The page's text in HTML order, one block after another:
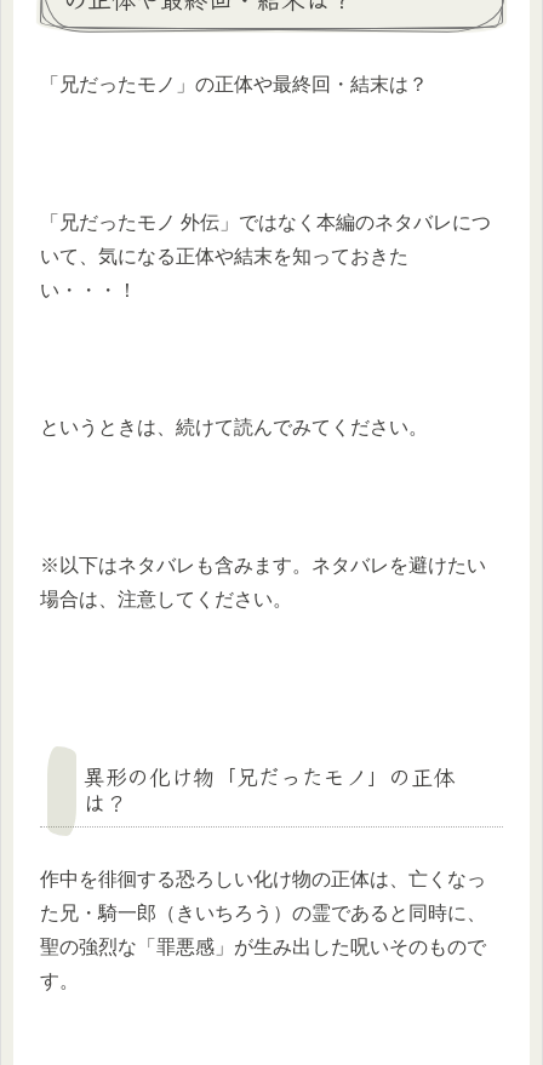
「兄だったモノ」の正体や最終回・結末は？
「兄だったモノ 外伝」ではなく本編のネタバレにつ
いて、気になる正体や結末を知っておきた
い・・・！
というときは、続けて読んでみてください。
※以下はネタバレも含みます。ネタバレを避けたい
場合は、注意してください。
異形の化け物「兄だったモノ」の正体
は？
作中を徘徊する恐ろしい化け物の正体は、亡くなっ
た兄・騎一郎（きいちろう）の霊であると同時に、
聖の強烈な「罪悪感」が生み出した呪いそのもので
す。